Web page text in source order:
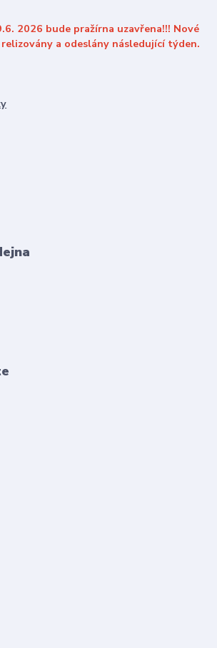
2026 bude pražírna uzavřena!!! Nové
a odeslány následující týden.